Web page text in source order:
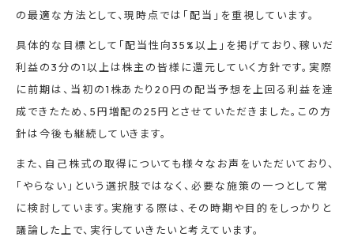
の最適な方法として、現時点では「配当」を重視しています。
具体的な目標として「配当性向35%以上」を掲げており、稼いだ
利益の3分の1以上は株主の皆様に還元していく方針です。実際
に前期は、当初の1株あたり20円の配当予想を上回る利益を達
成できたため、5円増配の25円とさせていただきました。この方
針は今後も継続していきます。
また、自己株式の取得についても様々なお声をいただいており、
「やらない」という選択肢ではなく、必要な施策の一つとして常
に検討しています。実施する際は、その時期や目的をしっかりと
議論した上で、実行していきたいと考えています。